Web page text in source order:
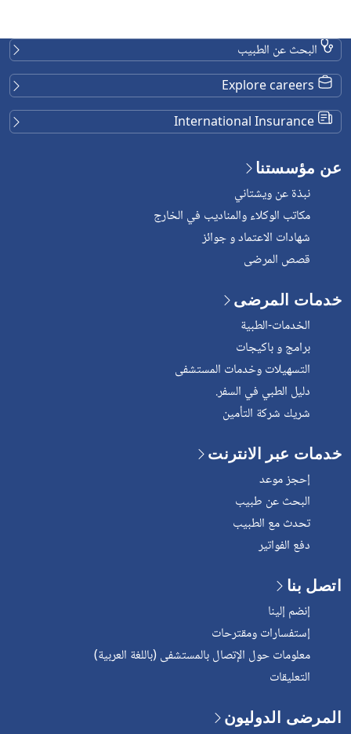
البحث عن الطبيب
عن مؤسستنا
نبذة عن ويشتاني
مكاتب الوكلاء والمناديب في الخارج
شهادات الاعتماد و جوائز
قصص المرضى
خدمات المرضى
الخدمات-الطبية
برامج و باكيجات
التسهيلات وخدمات المستشفى
دليل الطبي في السفر.
شريك شركة التأمين
خدمات عبر الانترنت
إحجز موعد
البحث عن طبيب
تحدث مع الطبيب
دفع الفواتير
اتصل بنا
إنضم إلينا
إستفسارات ومقترحات
معلومات حول الإتصال بالمستشفى (باللغة العربية)
التعليقات
المرضى الدوليون